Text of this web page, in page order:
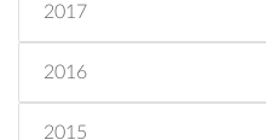
2017
2016
2015